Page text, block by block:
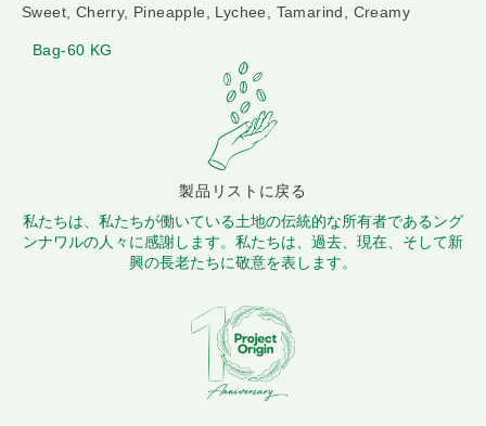
Sweet, Cherry, Pineapple, Lychee, Tamarind, Creamy
Bag-60 KG
製品リストに戻る
私たちは、私たちが働いている土地の伝統的な所有者であるング
ンナワルの人々に感謝します。私たちは、過去、現在、そして新
興の長老たちに敬意を表します。